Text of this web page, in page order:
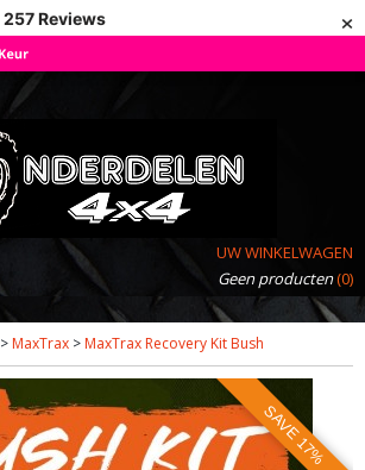
257 Reviews ×
UW WINKELWAGEN
Geen producten(0)
> MaxTrax > MaxTrax Recovery Kit Bush
SAVE 17%